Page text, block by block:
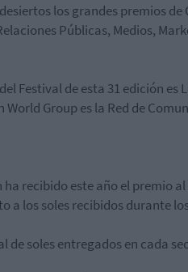
los grandes premios
Públicas, Medios,
Festivalde esta 31 edición es
World Groupes la Red de
ha recibido este año el premio al
a los soles recibidos durante
de soles entregados en cada